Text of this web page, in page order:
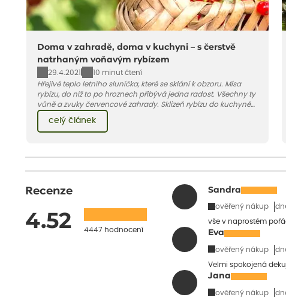
Doma v zahradě, doma v kuchyni – s čerstvě
natrhaným voňavým rybízem
29.4.2021
10 minut čtení
Hřejivé teplo letního sluníčka, které se sklání k obzoru. Mísa
rybízu, do níž to po hroznech přibývá jedna radost. Všechny ty
vůně a zvuky červencové zahrady. Sklizeň rybízu do kuchyně
vnese neuvěřitelný klid a radost. A taky trochu bezstarostnosti
dětství při mlsání babiččina drobenkového koláče s rybízem.
celý článek
Recenze
4.52 4447 hodnocení
Sandra
ověřený nákup
vše v naprostém
Eva
ověřený nákup
Velmi spokojená
Jana
ověřený nákup